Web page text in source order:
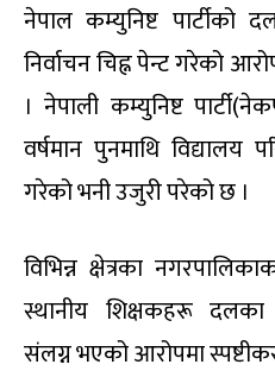
नेपाल कम्युनिष्ट पार्टीको
निर्वाचन चिह्न पेन्ट गरेको
। नेपाली कम्युनिष्ट
वर्षमान पुनमाथि विद्यालय
गरेको भनी उजुरी परेको छ ।
विभिन्न क्षेत्रका
स्थानीय शिक्षकहरू दलका
संलग्न भएको आरोपमा